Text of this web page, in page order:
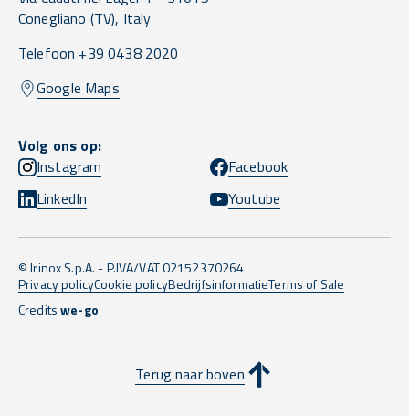
Conegliano (TV), Italy
Telefoon +39 0438 2020
Google Maps
Volg ons op:
Instagram
Facebook
LinkedIn
Youtube
© Irinox S.p.A. - P.IVA/VAT 02152370264
Privacy policyCookie policyBedrijfsinformatieTerms of Sale
Creditswe-go
Terug naar boven